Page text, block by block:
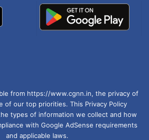
from https://www.cgnn.in, the privacy of
of our top priorities. This Privacy Policy
types of information we collect and how
with Google AdSense requirements
and applicable laws.